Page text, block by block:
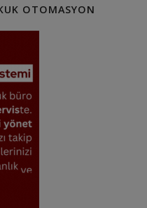
OTOMASYON